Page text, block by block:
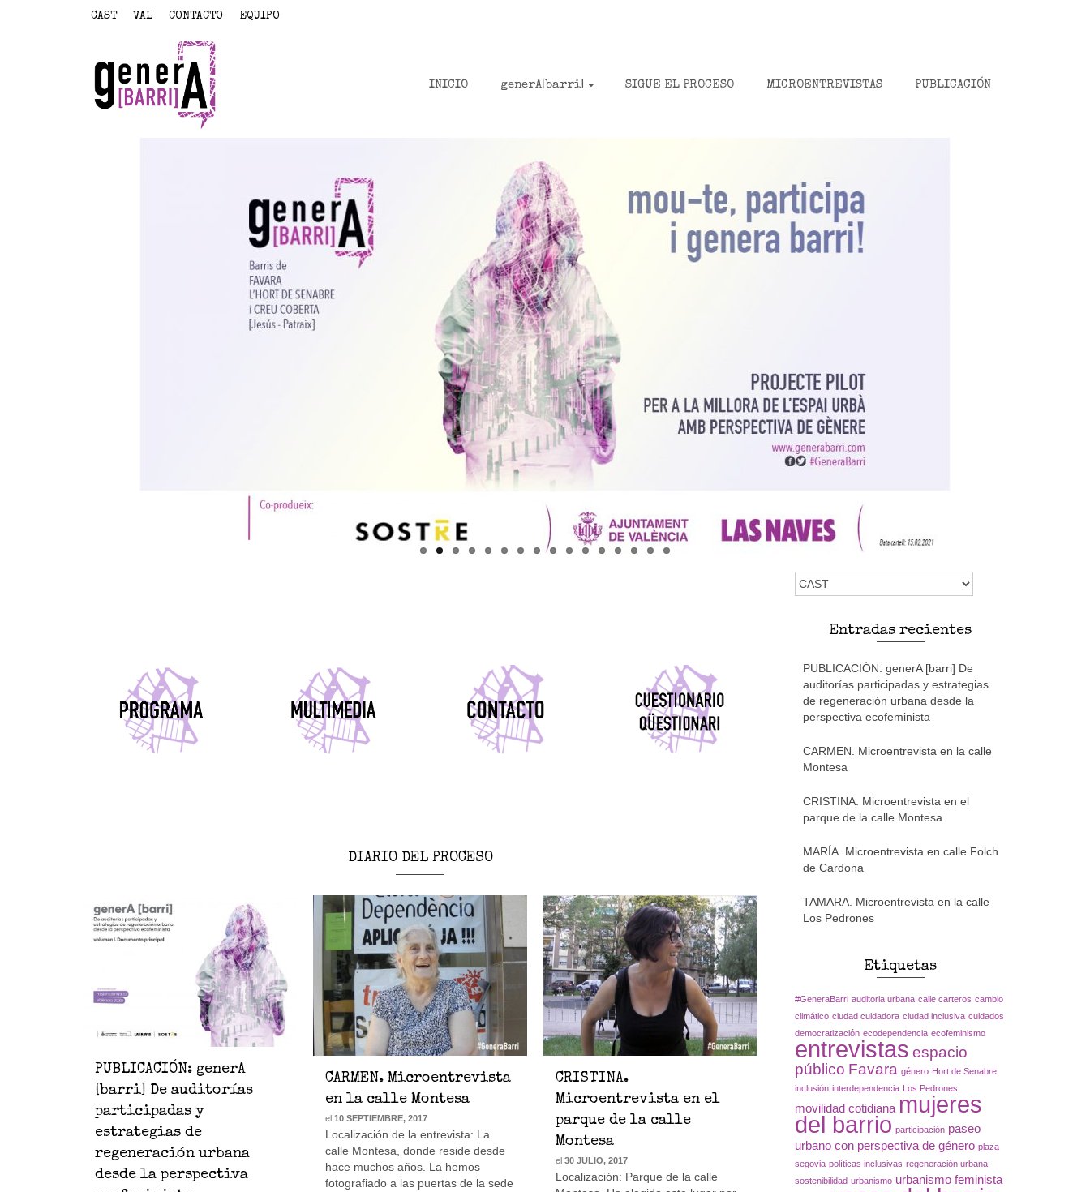
CAST VAL CONTACTO EQUIPO
INICIO generA[barri] SIGUE EL PROCESO MICROENTREVISTAS PUBLICACIÓN
DIARIO DEL PROCESO
PUBLICACIÓN: generA
[barri] De auditorías
participadas y
estrategias de
regeneración urbana
desde la perspectiva
CARMEN. Microentrevista
en la calle Montesa
el 10 SEPTIEMBRE, 2017
Localización de la entrevista: La
calle Montesa, donde reside desde
hace muchos años. La hemos
fotografiado a las puertas de la sede
CRISTINA.
Microentrevista en el
parque de la calle
Montesa
el 30 JULIO, 2017
Localización: Parque de la calle
Elegir
un
Entradas recientes
PUBLICACIÓN: generA [barri] De
auditorías participadas y estrategias
de regeneración urbana desde la
perspectiva ecofeminista
CARMEN. Microentrevista en la calle
Montesa
CRISTINA. Microentrevista en el
parque de la calle Montesa
MARÍA. Microentrevista en calle Folch
de Cardona
TAMARA. Microentrevista en la calle
Los Pedrones
Etiquetas
#GeneraBarri auditoria urbana calle carteros cambio
climático ciudad cuidadora ciudad inclusiva cuidados
democratización ecodependencia ecofeminismo
entrevistas espacio
público Favara género Hort de Senabre
inclusión interdependencia Los Pedrones
movilidad cotidiana mujeres
del barrio participación paseo
urbano con perspectiva de género plaza
segovia políticas inclusivas regeneración urbana
sostenibilidad urbanismo urbanismo feminista